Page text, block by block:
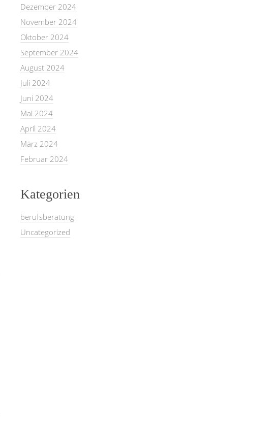
Dezember 2024
November 2024
Oktober 2024
September 2024
August 2024
Juli 2024
Juni 2024
Mai 2024
April 2024
März 2024
Februar 2024
Kategorien
berufsberatung
Uncategorized